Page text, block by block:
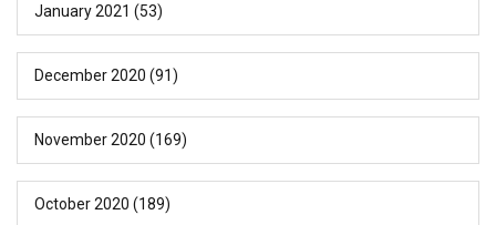
January 2021 (53)
December 2020 (91)
November 2020 (169)
October 2020 (189)